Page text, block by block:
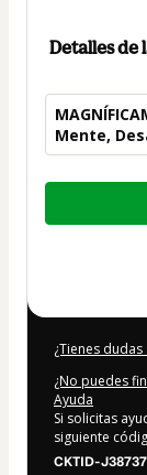
Detalles de
Mente,
Total
39,00 US$
¿Tienes
¿No puedes
Ayuda
Si solicitas
siguiente
CKTID-